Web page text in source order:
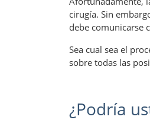
cirugía. Sin
debe comunicarse
Sea cual sea el
sobre todas las
¿Podría